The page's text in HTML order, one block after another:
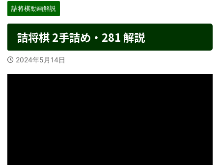
詰将棋動画解説
詰将棋 2手詰め・281 解説
2024年5月14日